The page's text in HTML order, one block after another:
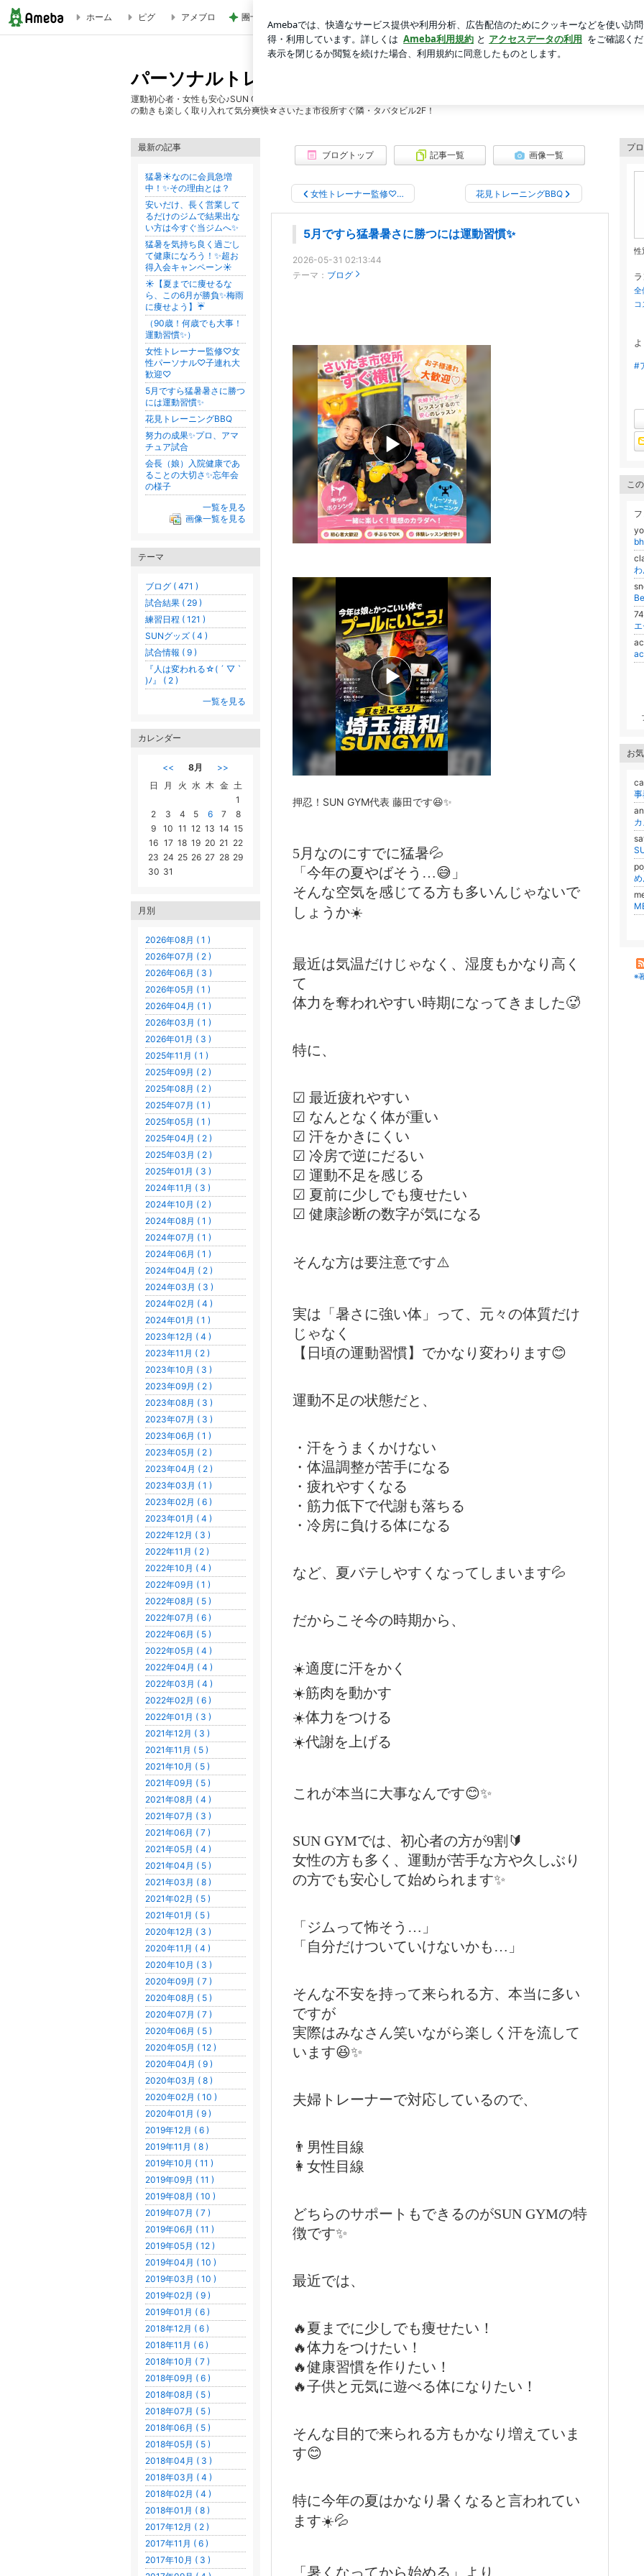
5月ですら猛暑暑さに勝つには運動習慣✨ | パーソナルトレーニング キックボクシング SUNGYM⭐︎浦和さいたま市役所から
ホーム ピグ アメブロ 團十郎 癒しになった日本の自然 ログ
パーソナルトレーニング キックボクシング SUNGYM⭐︎浦和
運動初心者・女性も安心♪SUN GYMは一人ひとりに合わせたパーソナルトレーニング専門ジムです！引き締めたい、体力をつけた
の動きも楽しく取り入れて気分爽快☆さいたま市役所すぐ隣・タバタビル2F！
ブログトップ 記事一覧 画像一覧
女性トレーナー監修♡… 花見トレーニングBBQ
5月ですら猛暑暑さに勝つには運動習慣✨
2026-05-31 02:13:44
テーマ： ブログ
押忍！SUN GYM代表 藤田です😆✨
5月なのにすでに猛暑💦
「今年の夏やばそう…😅」
そんな空気を感じてる方も多いんじゃないで
しょうか☀️
最近は気温だけじゃなく、湿度もかなり高く
て
体力を奪われやすい時期になってきました🥵
特に、
☑ 最近疲れやすい
☑ なんとなく体が重い
☑ 汗をかきにくい
☑ 冷房で逆にだるい
☑ 運動不足を感じる
☑ 夏前に少しでも痩せたい
☑ 健康診断の数字が気になる
そんな方は要注意です⚠️
実は「暑さに強い体」って、元々の体質だけ
じゃなく
【日頃の運動習慣】でかなり変わります😊
運動不足の状態だと、
・汗をうまくかけない
・体温調整が苦手になる
・疲れやすくなる
・筋力低下で代謝も落ちる
・冷房に負ける体になる
など、夏バテしやすくなってしまいます💦
だからこそ今の時期から、
☀️適度に汗をかく
☀️筋肉を動かす
☀️体力をつける
☀️代謝を上げる
これが本当に大事なんです😊✨
SUN GYMでは、初心者の方が9割🔰
女性の方も多く、運動が苦手な方や久しぶり
の方でも安心して始められます✨
「ジムって怖そう…」
「自分だけついていけないかも…」
そんな不安を持って来られる方、本当に多い
ですが
実際はみなさん笑いながら楽しく汗を流して
います😆✨
夫婦トレーナーで対応しているので、
👨男性目線
👩女性目線
どちらのサポートもできるのがSUN GYMの特
徴です✨
最近では、
🔥夏までに少しでも痩せたい！
🔥体力をつけたい！
🔥健康習慣を作りたい！
🔥子供と元気に遊べる体になりたい！
そんな目的で来られる方もかなり増えていま
す😊
特に今年の夏はかなり暑くなると言われてい
ます☀️💦
「暑くなってから始める」より
プ
性
全
#
こ
エ
お
※
最新の記事
猛暑☀️なのに会員急増
中！✨その理由とは？
安いだけ、長く営業して
るだけのジムで結果出な
い方は今すぐ当ジムへ✨
猛暑を気持ち良く過ごし
て健康になろう！✨超お
得入会キャンペーン☀️
☀️【夏までに痩せるな
ら、この6月が勝負✨梅雨
に痩せよう】☔️
（90歳！何歳でも大事！
運動習慣✨）
女性トレーナー監修♡女
性パーソナル♡子連れ大
歓迎♡
5月ですら猛暑暑さに勝つ
には運動習慣✨
花見トレーニングBBQ
努力の成果✨プロ、アマ
チュア試合
会長（娘）入院健康であ
ることの大切さ✨忘年会
の様子
一覧を見る
画像一覧を見る
テーマ
ブログ ( 471 )
試合結果 ( 29 )
練習日程 ( 121 )
SUNグッズ ( 4 )
試合情報 ( 9 )
『人は変われる☆( ´ ▽ `
)ﾉ』 ( 2 )
一覧を見る
カレンダー
<< 8月
>>
日
月 火 水 木 金 土
1
2
3 4 5 6 7
8
9
10 11 12 13 14 15
16 17 18 19 20 21 22
23 24 25 26 27 28 29
30 31
月別
2026年08月 ( 1 )
2026年07月 ( 2 )
2026年06月 ( 3 )
2026年05月 ( 1 )
2026年04月 ( 1 )
2026年03月 ( 1 )
2026年01月 ( 3 )
2025年11月 ( 1 )
2025年09月 ( 2 )
2025年08月 ( 2 )
2025年07月 ( 1 )
2025年05月 ( 1 )
2025年04月 ( 2 )
2025年03月 ( 2 )
2025年01月 ( 3 )
2024年11月 ( 3 )
2024年10月 ( 2 )
2024年08月 ( 1 )
2024年07月 ( 1 )
2024年06月 ( 1 )
2024年04月 ( 2 )
2024年03月 ( 3 )
2024年02月 ( 4 )
2024年01月 ( 1 )
2023年12月 ( 4 )
2023年11月 ( 2 )
2023年10月 ( 3 )
2023年09月 ( 2 )
2023年08月 ( 3 )
2023年07月 ( 3 )
2023年06月 ( 1 )
2023年05月 ( 2 )
2023年04月 ( 2 )
2023年03月 ( 1 )
2023年02月 ( 6 )
2023年01月 ( 4 )
2022年12月 ( 3 )
2022年11月 ( 2 )
2022年10月 ( 4 )
2022年09月 ( 1 )
2022年08月 ( 5 )
2022年07月 ( 6 )
2022年06月 ( 5 )
2022年05月 ( 4 )
2022年04月 ( 4 )
2022年03月 ( 4 )
2022年02月 ( 6 )
2022年01月 ( 3 )
2021年12月 ( 3 )
2021年11月 ( 5 )
2021年10月 ( 5 )
2021年09月 ( 5 )
2021年08月 ( 4 )
2021年07月 ( 3 )
2021年06月 ( 7 )
2021年05月 ( 4 )
2021年04月 ( 5 )
2021年03月 ( 8 )
2021年02月 ( 5 )
2021年01月 ( 5 )
2020年12月 ( 3 )
2020年11月 ( 4 )
2020年10月 ( 3 )
2020年09月 ( 7 )
2020年08月 ( 5 )
2020年07月 ( 7 )
2020年06月 ( 5 )
2020年05月 ( 12 )
2020年04月 ( 9 )
2020年03月 ( 8 )
2020年02月 ( 10 )
2020年01月 ( 9 )
2019年12月 ( 6 )
2019年11月 ( 8 )
2019年10月 ( 11 )
2019年09月 ( 11 )
2019年08月 ( 10 )
2019年07月 ( 7 )
2019年06月 ( 11 )
2019年05月 ( 12 )
2019年04月 ( 10 )
2019年03月 ( 10 )
2019年02月 ( 9 )
2019年01月 ( 6 )
2018年12月 ( 6 )
2018年11月 ( 6 )
2018年10月 ( 7 )
2018年09月 ( 6 )
2018年08月 ( 5 )
2018年07月 ( 5 )
2018年06月 ( 5 )
2018年05月 ( 5 )
2018年04月 ( 3 )
2018年03月 ( 4 )
2018年02月 ( 4 )
2018年01月 ( 8 )
2017年12月 ( 2 )
2017年11月 ( 6 )
2017年10月 ( 3 )